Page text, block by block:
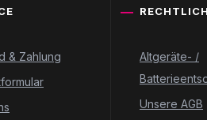
& Zahlung
Altgeräte- /
Unsere AGB